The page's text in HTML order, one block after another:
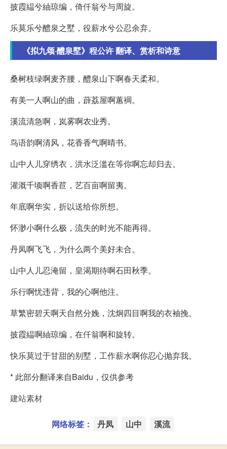
披霞緼兮紬琼编，倚仟翁兮与周旋。
乐莫乐兮醴泉之墅，役薪水兮公忍余弃。
《拟九颂·醴泉墅》程公许 翻译、赏析和诗意
桑树枝绿啊麦齐腰，醴泉山下啊春天柔和。
有美一人啊山的曲，薜荔屋啊蕙裯。
溪流清急啊，岚雾啊农业秀。
鸟语韵啊清风，花香香气啊晴书。
山中人儿穿绣衣，洪水泛滥在等你啊忘却归去。
灌溉千顷啊香苣，艺百亩啊留夷。
年底啊华实，折以送给你所想。
怀渺小啊什么极，流失的时光不能再得。
丹凤啊飞飞，为什么两个美好未合。
山中人儿忍淹留，皇渴期待啊石田秋季。
乐行啊忧违背，我的心啊他注。
草繁密碧天啊天自然分娩，沈炯四目啊我的衣袖挽。
披霞緼啊紬琼编，在仟翁啊和旋转。
快乐莫过于甘甜的别墅，工作薪水啊你忍心抛弃我。
* 此部分翻译来自Baidu，仅供参考
建站素材
网络标签： 丹凤 山中 溪流